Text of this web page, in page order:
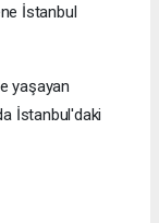
İstanbul
yaşayan
İstanbul'daki